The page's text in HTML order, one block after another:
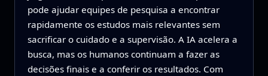
pode ajudar equipes de pesquisa a encontrar
rapidamente os estudos mais relevantes sem
sacrificar o cuidado e a supervisão. A IA acelera a
busca, mas os humanos continuam a fazer as
decisões finais e a conferir os resultados. Com